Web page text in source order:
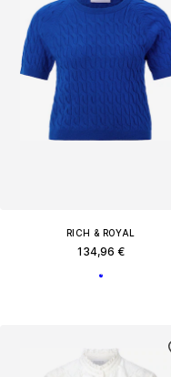
RICH & ROYAL
134,96 €